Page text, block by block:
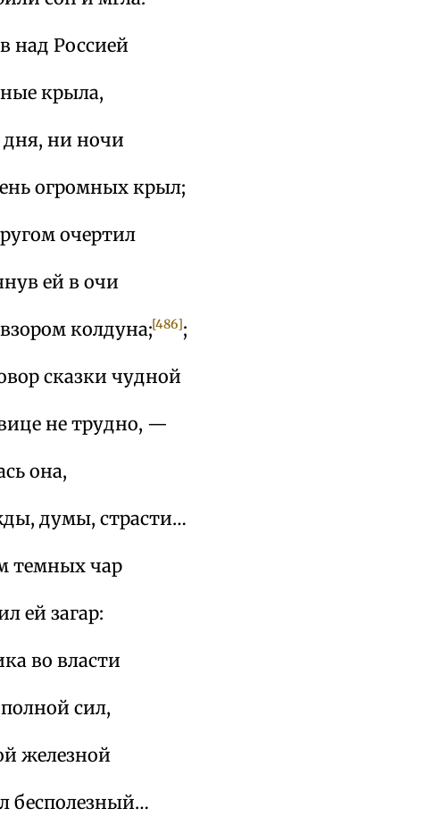
над Россией
крыла,
ни ночи
огромных крыл;
очертил
ей в очи
колдуна;[486];
сказки чудной
не трудно, —
она,
думы, страсти…
темных чар
ей загар:
во власти
сил,
железной
бесполезный…